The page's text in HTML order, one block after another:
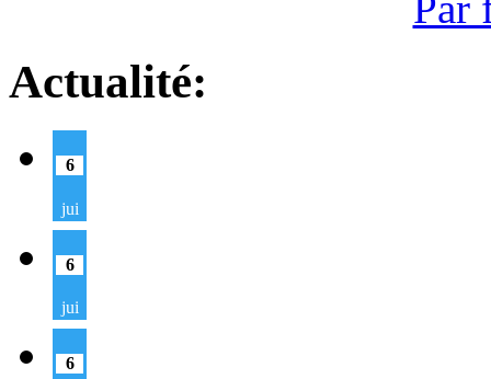
Actualité:
6
jui
6
jui
6